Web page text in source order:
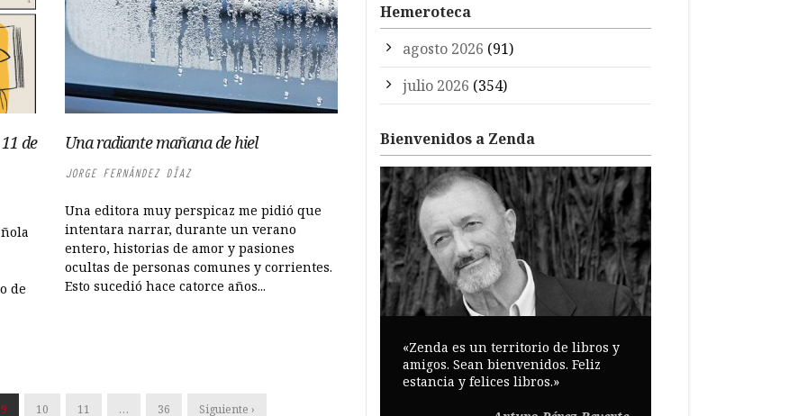
de
de
Una radiante mañana de hiel
JORGE FERNÁNDEZ DÍAZ
Una editora muy perspicaz me pidió que
intentara narrar, durante un verano
entero, historias de amor y pasiones
ocultas de personas comunes y corrientes.
Esto sucedió hace catorce años...
9 10 11 … 36 Siguiente ›
Hemeroteca
agosto 2026 (91)
julio 2026 (354)
Bienvenidos a Zenda
«Zenda es un territorio de libros y
amigos. Sean bienvenidos. Feliz
estancia y felices libros.»